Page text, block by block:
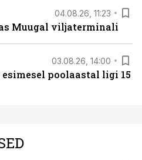
04.08.26, 11:23
Muugal viljaterminali
03.08.26, 14:00
poolaastal ligi 15